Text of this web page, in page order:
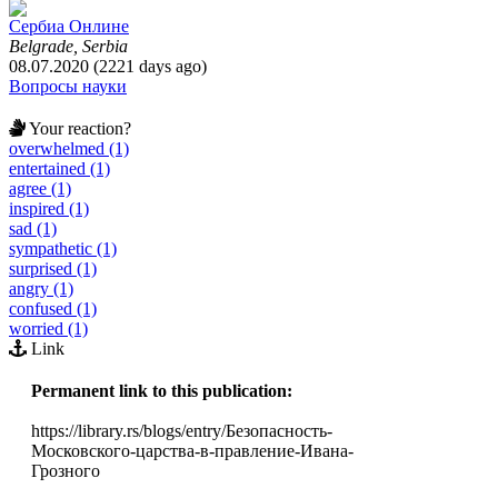
Сербиа Онлине
Belgrade, Serbia
08.07.2020 (2221 days ago)
Вопросы науки
Your reaction?
overwhelmed (1)
entertained (1)
agree (1)
inspired (1)
sad (1)
sympathetic (1)
surprised (1)
angry (1)
confused (1)
worried (1)
Link
Permanent link to this publication:
https://library.rs/blogs/entry/Безопасность-
Московского-царства-в-правление-Ивана-
Грозного